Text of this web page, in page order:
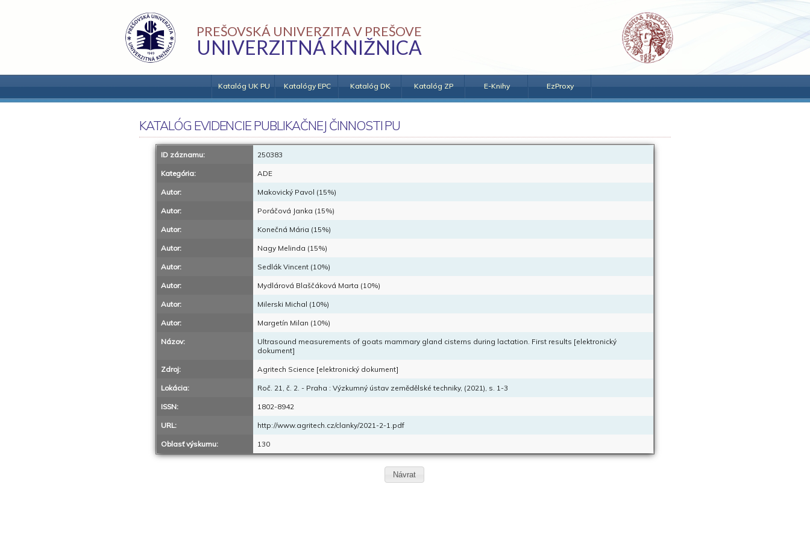
PREŠOVSKÁ UNIVERZITA V PREŠOVE
UNIVERZITNÁ KNIŽNICA
Katalóg UK PU Katalógy EPC Katalóg DK Katalóg ZP E-Knihy EzProxy
KATALÓG EVIDENCIE PUBLIKAČNEJ ČINNOSTI PU
ID záznamu: 250383
Kategória: ADE
Autor: Makovický Pavol (15%)
Autor: Poráčová Janka (15%)
Autor: Konečná Mária (15%)
Autor: Nagy Melinda (15%)
Autor: Sedlák Vincent (10%)
Autor: Mydlárová Blaščáková Marta (10%)
Autor: Milerski Michal (10%)
Autor: Margetín Milan (10%)
Názov:
Ultrasound measurements of goats mammary gland cisterns during lactation. First results [elektronický
dokument]
Zdroj: Agritech Science [elektronický dokument]
Lokácia: Roč. 21, č. 2. - Praha : Výzkumný ústav zemědělské techniky, (2021), s. 1-3
ISSN: 1802-8942
URL: http://www.agritech.cz/clanky/2021-2-1.pdf
Oblasť výskumu: 130